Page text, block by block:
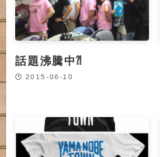
話題沸騰中⁈
2015-06-10